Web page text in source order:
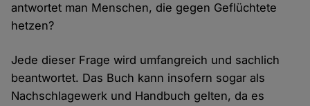
antwortet man Menschen, die gegen Geflüchtete
hetzen?
Jede dieser Frage wird umfangreich und sachlich
beantwortet. Das Buch kann insofern sogar als
Nachschlagewerk und Handbuch gelten, da es